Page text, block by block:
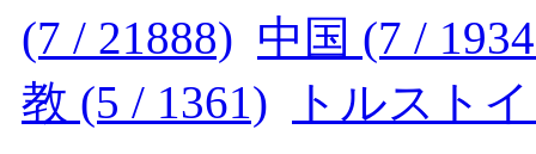
(7 / 21888) 中国 (7 /
教 (5 / 1361)
トルスト